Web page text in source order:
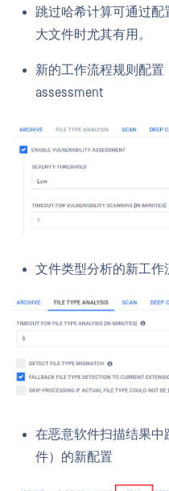
跳过哈希计算可通过
大文件时尤其有用。
新的工作流程规则配
assessment
文件类型分析的新工作
在恶意软件扫描结果
件）的新配置